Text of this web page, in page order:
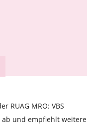
RUAG MRO: VBS
und empfiehlt weitere